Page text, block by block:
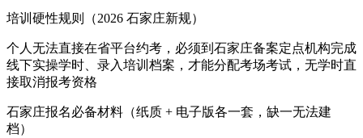
培训硬性规则（2026 石家庄新规）
个人无法直接在省平台约考，必须到石家庄备案定点机构完成
线下实操学时、录入培训档案，才能分配考场考试，无学时直
接取消报考资格
石家庄报名必备材料（纸质 + 电子版各一套，缺一无法建
档）